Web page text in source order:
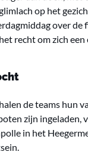
op het
over de
recht om zich
de teams hun
zijn ingeladen,
in het